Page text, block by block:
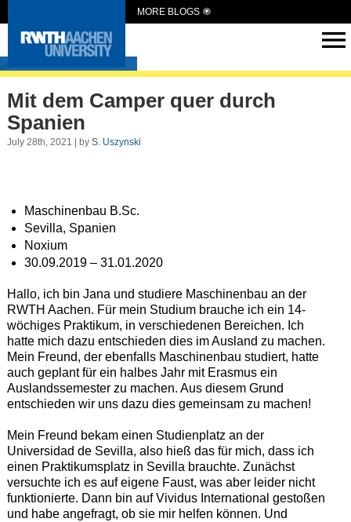
MORE BLOGS
Intern Abroad
Mit dem Camper quer durch
Spanien
July 28th, 2021 | by S. Uszynski
Maschinenbau B.Sc.
Sevilla, Spanien
Noxium
30.09.2019 – 31.01.2020
Hallo, ich bin Jana und studiere Maschinenbau an der
RWTH Aachen. Für mein Studium brauche ich ein 14-
wöchiges Praktikum, in verschiedenen Bereichen. Ich
hatte mich dazu entschieden dies im Ausland zu machen.
Mein Freund, der ebenfalls Maschinenbau studiert, hatte
auch geplant für ein halbes Jahr mit Erasmus ein
Auslandssemester zu machen. Aus diesem Grund
entschieden wir uns dazu dies gemeinsam zu machen!
Mein Freund bekam einen Studienplatz an der
Universidad de Sevilla, also hieß das für mich, dass ich
einen Praktikumsplatz in Sevilla brauchte. Zunächst
versuchte ich es auf eigene Faust, was aber leider nicht
funktionierte. Dann bin auf Vividus International gestoßen
und habe angefragt, ob sie mir helfen können. Und